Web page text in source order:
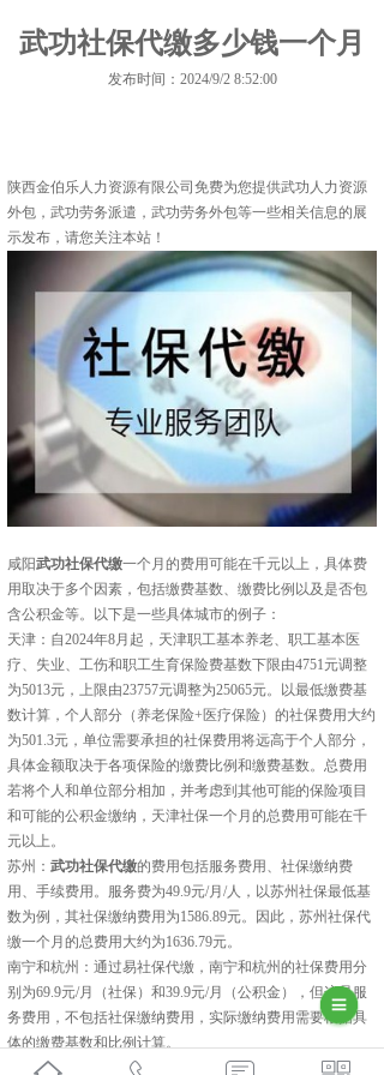
武功社保代缴多少钱一个月
发布时间：2024/9/2 8:52:00
陕西金伯乐人力资源有限公司免费为您提供武功人力资源
外包 ，武功劳务派遣，武功劳务外包等一些相关信息的展
示发布，请您关注本站！
‌咸阳武功社保代缴一个月的费用可能在千元以上‌，具体费
用取决于多个因素，包括缴费基数、缴费比例以及是否包
含公积金等。以下是一些具体城市的例子：
天津‌：自2024年8月起，天津职工基本养老、职工基本医
疗、失业、工伤和职工生育保险费基数下限由4751元调整
为5013元，上限由23757元调整为25065元。以最低缴费基
数计算，个人部分（养老保险+医疗保险）的社保费用大约
为501.3元，单位需要承担的社保费用将远高于个人部分，
具体金额取决于各项保险的缴费比例和缴费基数。总费用
若将个人和单位部分相加，并考虑到其他可能的保险项目
和可能的公积金缴纳，天津社保一个月的总费用可能在千
元以上。
苏州‌：武功社保代缴的费用包括服务费用、社保缴纳费
用、手续费用。服务费为49.9元/月/人，以苏州社保最低基
数为例，其社保缴纳费用为1586.89元。因此，苏州社保代
缴一个月的总费用大约为1636.79元‌。
南宁‌和‌杭州‌：通过易社保代缴，南宁和杭州的社保费用分
别为69.9元/月（社保）和39.9元/月（公积金），但这是服
务费用，不包括社保缴纳费用，实际缴纳费用需要根据具
体的缴费基数和比例计算‌。
这些费用仅供参考，实际费用可能会根据具体的缴费基